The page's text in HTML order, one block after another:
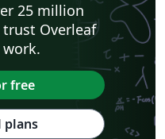
25 million
Overleaf
free
plans